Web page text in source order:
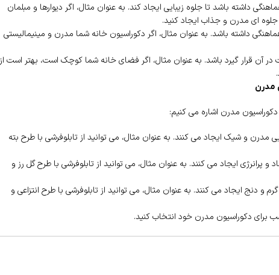
داشته باشد تا جلوه زیبایی ایجاد کند. به عنوان مثال، اگر دیوارها و مبلمان
جلوه ای مدرن و جذاب ایجاد کنید.
داشته باشد. به عنوان مثال، اگر دکوراسیون خانه شما مدرن و مینیمالیستی
در آن قرار گیرد باشد. به عنوان مثال، اگر فضای خانه شما کوچک است، بهتر است از
مدرن
مدرن اشاره می کنیم:
مدرن و شیک ایجاد می کنند. به عنوان مثال، می توانید از تابلوفرشی با طرح بته
پرانرژی ایجاد می کنند. به عنوان مثال، می توانید از تابلوفرشی با طرح گل رز و
و دنج ایجاد می کنند. به عنوان مثال، می توانید از تابلوفرشی با طرح انتزاعی و
برای دکوراسیون مدرن خود انتخاب کنید.